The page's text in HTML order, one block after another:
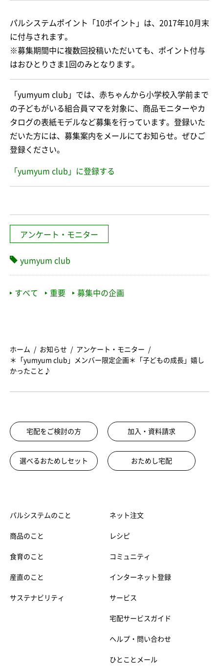
パルシステムポイント「10ポイント」は、2017年10月末
に付与されます。
※募集期間中に複数回投稿いただいても、ポイント付与
はおひとりさま1回のみとなります。
「yumyum club」では、赤ちゃんから小学校入学前まで
の子どもがいる組合員ママを対象に、商品モニターやカ
タログの表紙モデルなど募集を行っています。登録いた
だいた方には、募集案内をメールにてお知らせ。ぜひご
登録ください。
「yumyum club」に登録する
アンケート・モニター
yumyum club
すべて 重要 募集中の企画
ホーム お知らせ
アンケート・モニター
＊「yumyum club」メンバー限定企画＊「子どもの成長」嬉し
かったこと♪
宅配をご検討の方 加入・資料請求
選べるおためしセット おためし宅配
パルシステムのこと
商品のこと
食育のこと
産直のこと
サステナビリティ
ネット注文
レシピ
コミュニティ
インターネット登録
サービス
宅配サービスガイド
ヘルプ・問い合わせ
ひとことメール